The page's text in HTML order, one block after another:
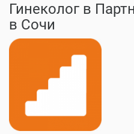
Гинеколог в
в Сочи